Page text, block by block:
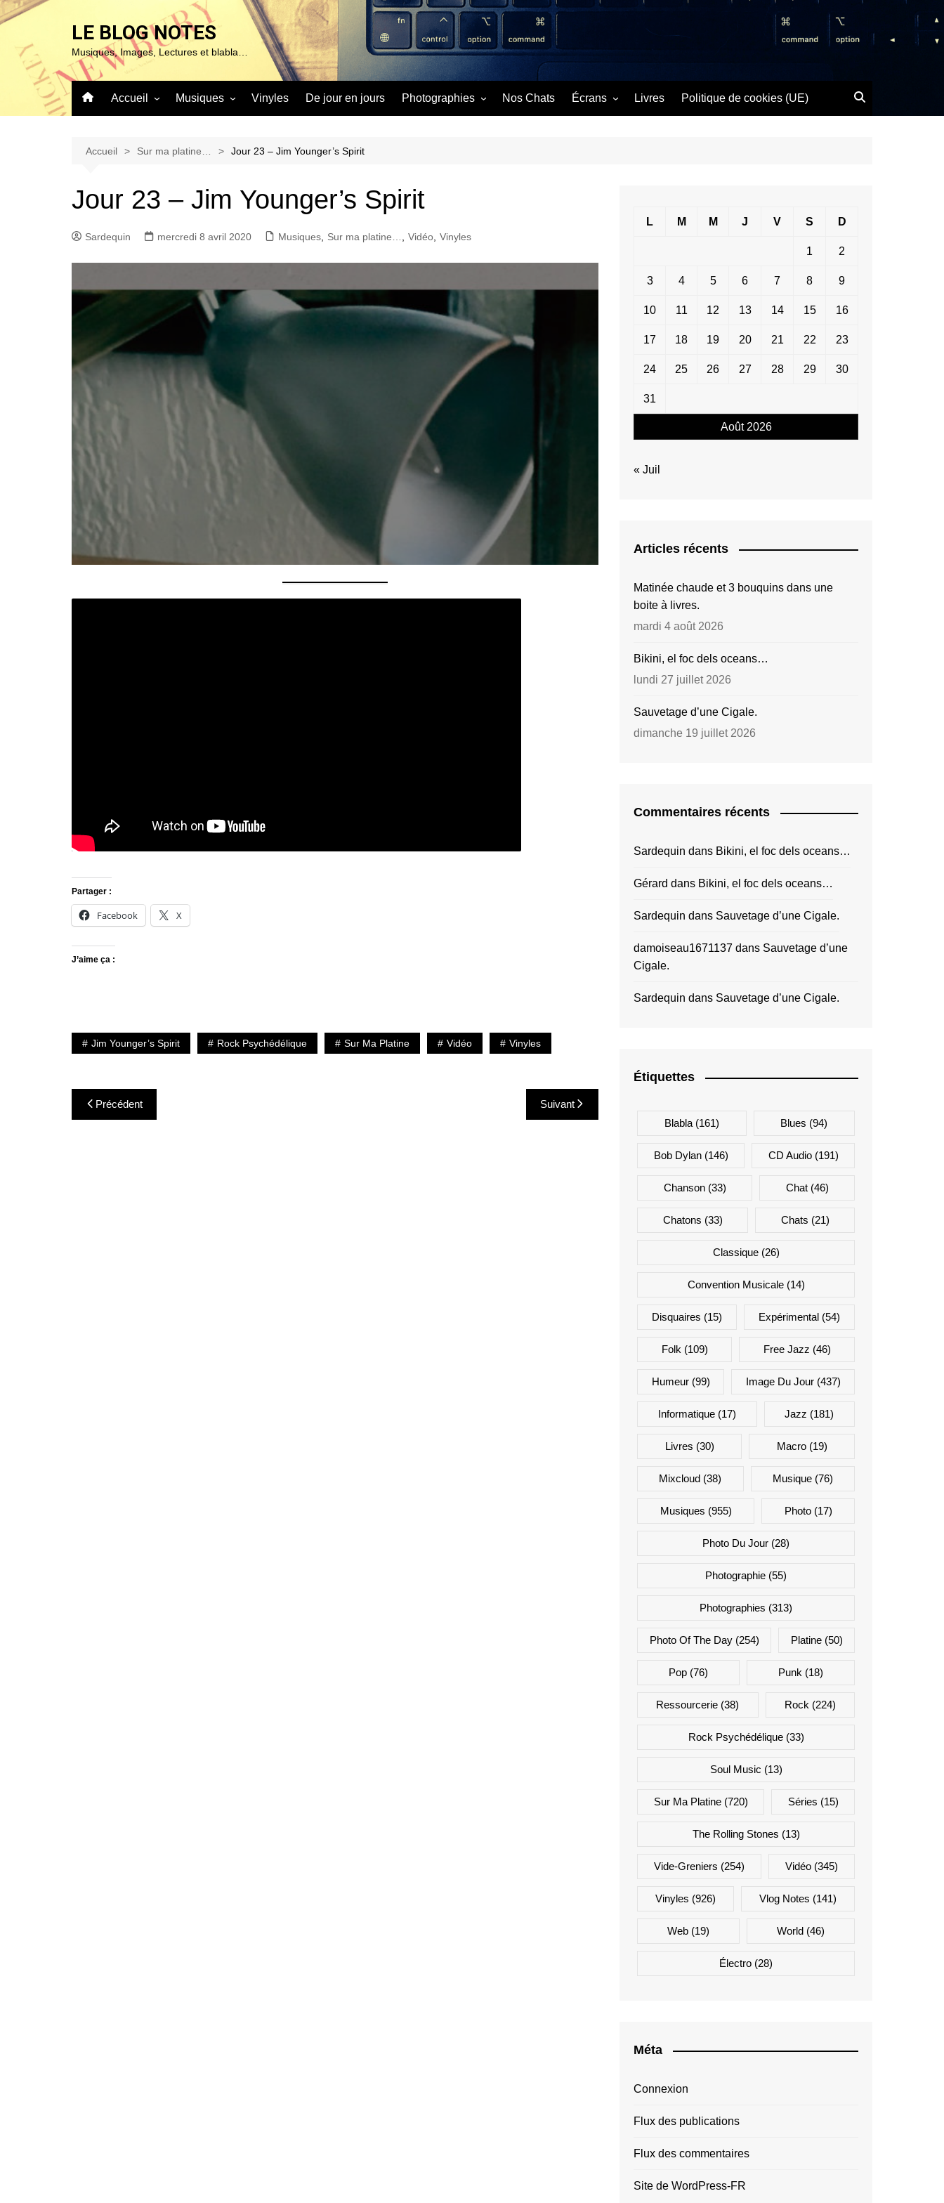
Aller
au
contenu
LE BLOG NOTES
Musiques, Images, Lectures et blabla…
Accueil
Mentions Légales
Musiques
Blues & Jazz
Classique
Pop – Rock & Folk
Roots (Reggae – World et
Vinyles De jour en jours Photographies Nos Chats Écrans Livres Politique de cookies (UE)
Accueil Sur ma platine… Jour 23 – Jim Younger’s Spirit
Jour 23 – Jim Younger’s Spirit
Sardequin mercredi 8 avril 2020 Musiques Sur ma platine… Vidéo Vinyles
Partager :
Facebook X
J’aime ça :
Jim Younger’s Spirit Rock Psychédélique Sur Ma Platine Vidéo Vinyles
Navigation
de
Précédent Suivant
Août 2026
L M M J V S D
1 2
3 4 5 6 7 8 9
10 11 12 13 14 15 16
17 18 19 20 21 22 23
24 25 26 27 28 29 30
31
« Juil
Articles récents
Matinée chaude et 3 bouquins dans une
boite à livres.
mardi 4 août 2026
Bikini, el foc dels oceans…
lundi 27 juillet 2026
Sauvetage d’une Cigale.
dimanche 19 juillet 2026
Commentaires récents
Sardequin dans Bikini, el foc dels oceans…
Gérard dans Bikini, el foc dels oceans…
Sardequin dans Sauvetage d’une Cigale.
damoiseau1671137 dans Sauvetage d’une
Cigale.
Sardequin dans Sauvetage d’une Cigale.
Étiquettes
Blabla(161) Blues (94)
Bob Dylan(146) CD Audio(191)
Chanson(33) Chat(46)
Chatons (33) Chats (21)
Classique(26)
Convention Musicale(14)
Disquaires (15) Expérimental (54)
Folk (109) Free Jazz (46)
Humeur(99) Image Du Jour(437)
Informatique(17) Jazz (181)
Livres (30) Macro(19)
Mixcloud (38) Musique(76)
Musiques (955) Photo(17)
Photo Du Jour (28)
Photographie (55)
Photographies (313)
Photo Of The Day(254) Platine(50)
Pop (76) Punk (18)
Ressourcerie (38) Rock (224)
Rock Psychédélique(33)
Soul Music (13)
Sur Ma Platine(720) Séries (15)
The Rolling Stones (13)
Vide-Greniers (254) Vidéo (345)
Vinyles (926) Vlog Notes (141)
Web (19) World (46)
Électro (28)
Méta
Connexion
Flux des publications
Flux des commentaires
Site de WordPress-FR